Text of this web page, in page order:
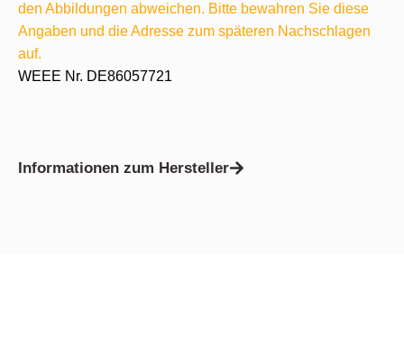
den Abbildungen abweichen. Bitte bewahren Sie diese
Angaben und die Adresse zum späteren Nachschlagen
auf.
WEEE Nr. DE86057721
Informationen zum Hersteller